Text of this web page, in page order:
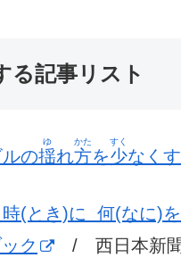
る記事リスト
の揺
ゆ
れ方
かた
を少
すく
なく
(とき)に 何(なに)
ク
/ 西日本新